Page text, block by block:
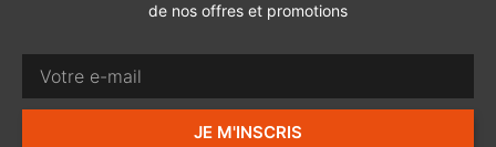
de nos offres et promotions
JE M'INSCRIS